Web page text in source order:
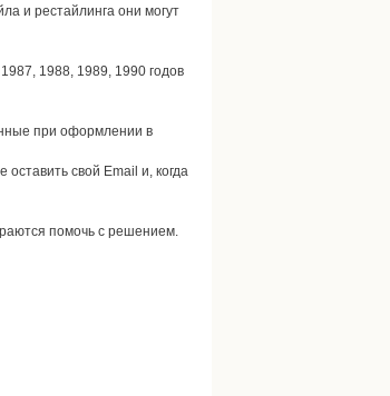
и рестайлинга они могут
1988, 1989, 1990 годов
при оформлении в
свой Email и, когда
помочь с решением.